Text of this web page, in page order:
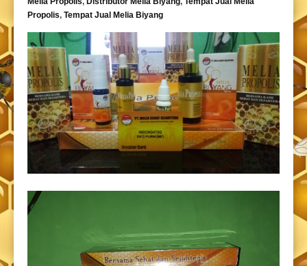
Propolis, Tempat Jual Melia Biyang